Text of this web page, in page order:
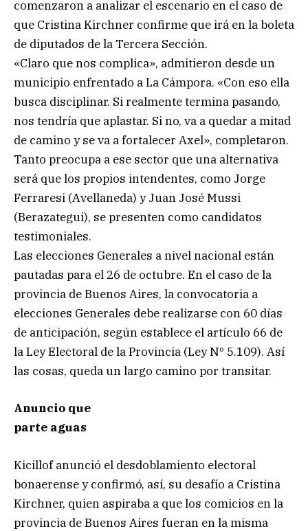
comenzaron a analizar el escenario en el caso de
que Cristina Kirchner confirme que irá en la boleta
de diputados de la Tercera Sección.
«Claro que nos complica», admitieron desde un
municipio enfrentado a La Cámpora. «Con eso ella
busca disciplinar. Si realmente termina pasando,
nos tendría que aplastar. Si no, va a quedar a mitad
de camino y se va a fortalecer Axel», completaron.
Tanto preocupa a ese sector que una alternativa
será que los propios intendentes, como Jorge
Ferraresi (Avellaneda) y Juan José Mussi
(Berazategui), se presenten como candidatos
testimoniales.
Las elecciones Generales a nivel nacional están
pautadas para el 26 de octubre. En el caso de la
provincia de Buenos Aires, la convocatoria a
elecciones Generales debe realizarse con 60 días
de anticipación, según establece el artículo 66 de
la Ley Electoral de la Provincia (Ley Nº 5.109). Así
las cosas, queda un largo camino por transitar.
Anuncio que
parte aguas
Kicillof anunció el desdoblamiento electoral
bonaerense y confirmó, así, su desafío a Cristina
Kirchner, quien aspiraba a que los comicios en la
provincia de Buenos Aires fueran en la misma